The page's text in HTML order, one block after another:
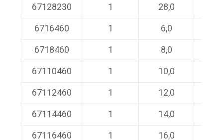
67128230
1 28,0
6716460
1 6,0
6718460
1 8,0
67110460
1 10,0
67112460
1 12,0
67114460
1 14,0
67116460
1 16,0